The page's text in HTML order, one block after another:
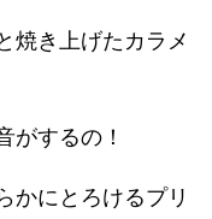
焼き上げたカラメ
がするの！
かにとろけるプリ